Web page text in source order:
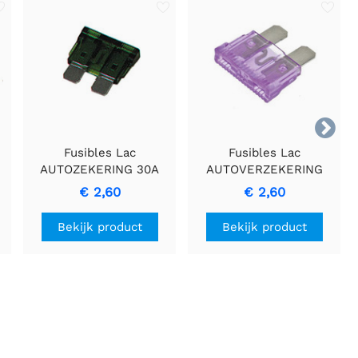

Fusibles Lac
AUTOZEKERING 30A
(GROEN) - Autozekering
voor circuitbescherming
€ 2,60
Bekijk product
Fusibles Lac
AUTOVERZEKERING
35A Betrouwbare
€ 2,60
Bekijk product